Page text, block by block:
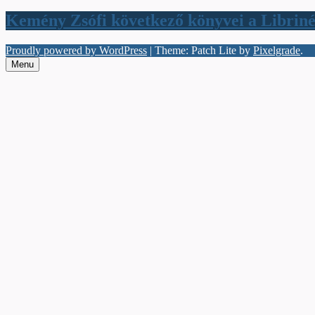
Kemény Zsófi következő könyvei a
Proudly powered by WordPress | Theme: Patch Lite by Pixelgrade.
Menu